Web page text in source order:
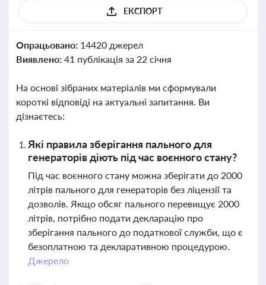
ЕКСПОРТ
Опрацьовано: 14420 джерел
Виявлено: 41 публікація за 22 січня
На основі зібраних матеріалів ми сформували
короткі відповіді на актуальні запитання. Ви
дізнаєтесь:
Які правила зберігання пального для
генераторів діють під час воєнного стану?
Під час воєнного стану можна зберігати до 2000
літрів пального для генераторів без ліцензії та
дозволів. Якщо обсяг пального перевищує 2000
літрів, потрібно подати декларацію про
зберігання пального до податкової служби, що є
безоплатною та декларативною процедурою.
Джерело